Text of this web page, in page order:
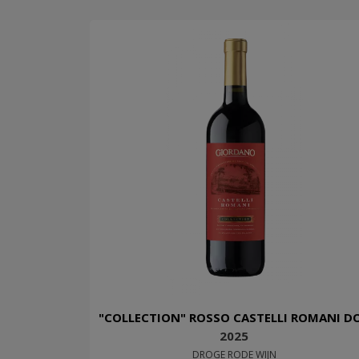
"COLLECTION" ROSSO CASTELLI ROMANI
2025
DROGE RODE WIJN